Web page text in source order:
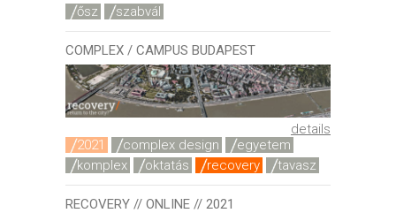
ősz
szabvál
COMPLEX / CAMPUS BUDAPEST
details
2021
complex design
egyetem
komplex
oktatás recovery tavasz
RECOVERY // ONLINE // 2021